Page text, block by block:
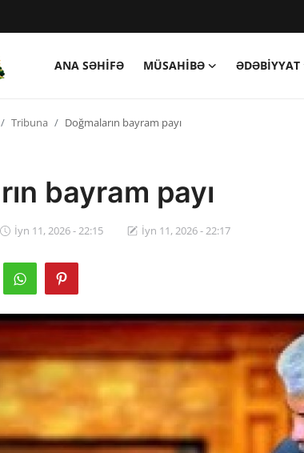
ANA SƏHIFƏ MÜSAHIBƏ ƏDƏBIYYAT
Tribuna Doğmaların bayram payı
bayram payı
İyn 11, 2026 - 22:15 İyn 11, 2026 - 22:17